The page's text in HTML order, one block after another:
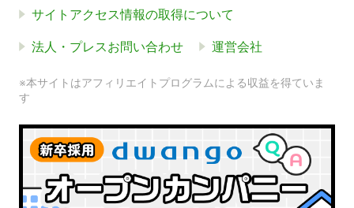
サイトアクセス情報の取得について
法人・プレスお問い合わせ 運営会社
※本サイトはアフィリエイトプログラムによる収益を得ていま
す